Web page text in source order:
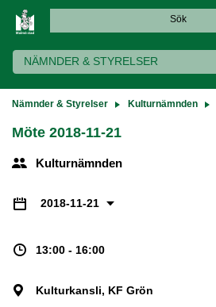
Sök
NÄMNDER & STYRELSER
Nämnder & Styrelser Kulturnämnden
Möte 2018-11-21
Kulturnämnden
2018-11-21
13:00 - 16:00
Kulturkansli, KF Grön